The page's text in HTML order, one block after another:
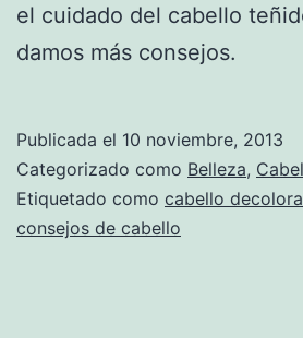
el cuidado del cabello
damos más consejos.
Publicada el 10 noviembre, 2013
Categorizado como Belleza,
Etiquetado como cabello
consejos de cabello